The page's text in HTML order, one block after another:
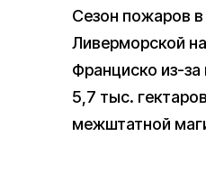
Сезон пожаров
Ливерморской
Франциско из-за
5,7 тыс.
межштатной